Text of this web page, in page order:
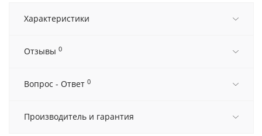
Характеристики
Отзывы 0
Вопрос - Ответ 0
Производитель и гарантия